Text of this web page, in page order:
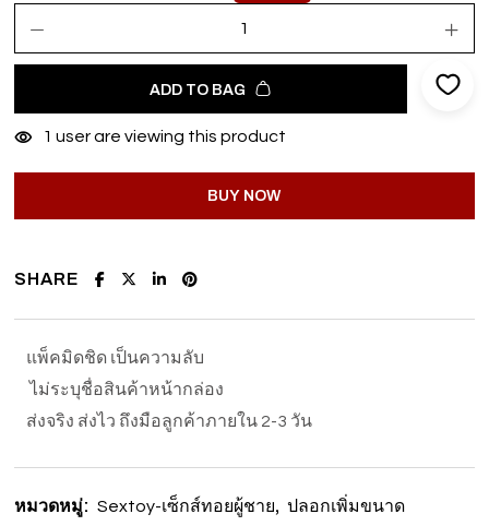
ADD TO BAG
1 user are viewing this product
BUY NOW
SHARE
แพ็คมิดชิด เป็นความลับ
ไม่ระบุชื่อสินค้าหน้ากล่อง
ส่งจริง ส่งไว ถึงมือลูกค้าภายใน 2-3 วัน
หมวดหมู่: Sextoy-เซ็กส์ทอยผู้ชาย, ปลอกเพิ่มขนาด